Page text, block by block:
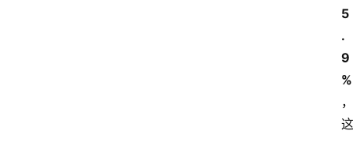
5
.
9
%
，
这